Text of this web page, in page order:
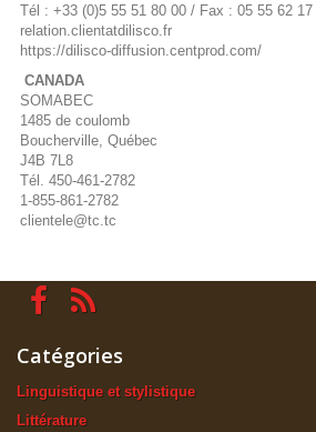
Tél : +33 (0)5 55 51 80 00 / Fax : 05 55 62 17
relation.clientatdilisco.fr
https://dilisco-diffusion.centprod.com/
CANADA
SOMABEC
1485 de coulomb
Boucherville, Québec
J4B 7L8
Tél. 450-461-2782
1-855-861-2782
clientele@tc.tc
Catégories
Linguistique et stylistique
Littérature